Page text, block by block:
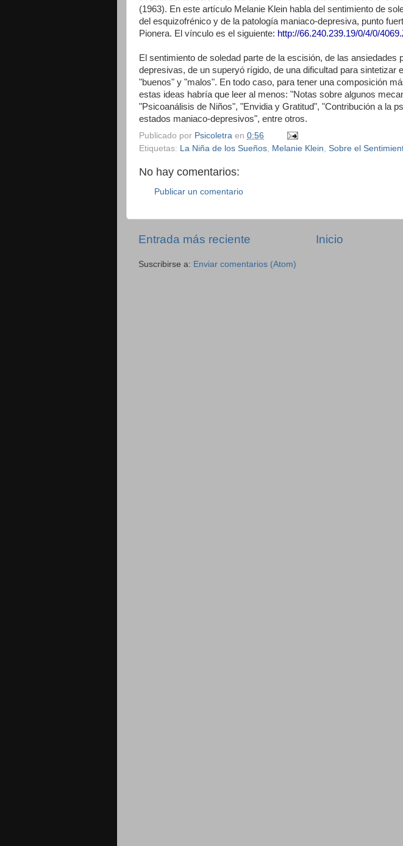
(1963). En este artículo Melanie Klein habla del sentimiento de
del esquizofrénico y de la patología maniaco-depresiva, punto
Pionera. El vínculo es el siguiente: http://66.240.239.19/0/4/0/
El sentimiento de soledad parte de la escisión, de las ansiedades
depresivas, de un superyó rígido, de una dificultad para sintetizar
"buenos" y "malos". En todo caso, para tener una composición
estas ideas habría que leer al menos: "Notas sobre algunos
"Psicoanálisis de Niños", "Envidia y Gratitud", "Contribución a la
estados maniaco-depresivos", entre otros.
Publicado por Psicoletra en 0:56
Etiquetas: La Niña de los Sueños Melanie Klein Sobre el
No hay comentarios:
Publicar un comentario
Entrada más reciente Inicio
Suscribirse a: Enviar comentarios (Atom)